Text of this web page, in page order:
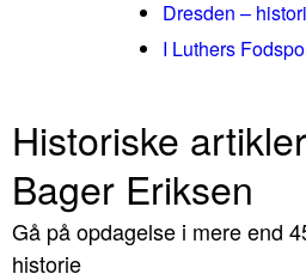
Dresden –
I Luthers
Historiske
Bager Eriksen
Gå på opdagelse i mere end
historie